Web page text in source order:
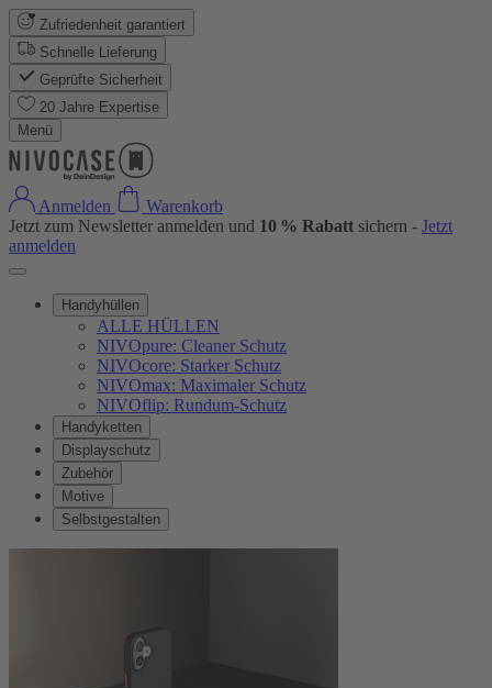
Zufriedenheit garantiert
Schnelle Lieferung
Geprüfte Sicherheit
20 Jahre Expertise
Menü
Anmelden
Warenkorb
Jetzt zum Newsletter anmelden und 10 % Rabatt sichern - Jetzt
anmelden
Handyhüllen
ALLE HÜLLEN
NIVOpure: Cleaner Schutz
NIVOcore: Starker Schutz
NIVOmax: Maximaler Schutz
NIVOflip: Rundum-Schutz
Handyketten
Displayschutz
Zubehör
Motive
Selbstgestalten